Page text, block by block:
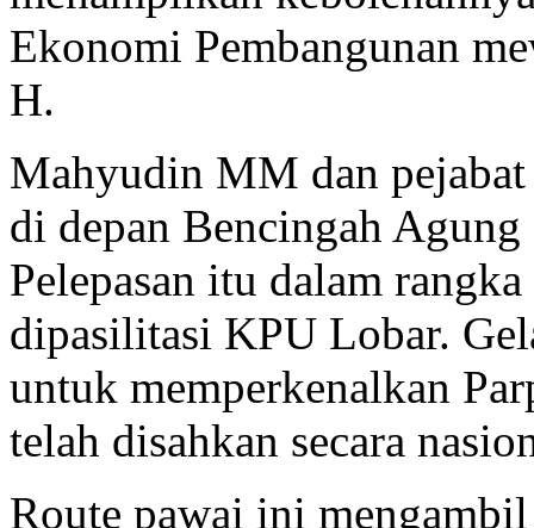
menampilkan
Ekonomi Pembangunan
H.
Mahyudin MM dan
di depan Bencingah
Pelepasan itu dalam
dipasilitasi KPU Lobar.
untuk memperkenalkan
telah disahkan secara